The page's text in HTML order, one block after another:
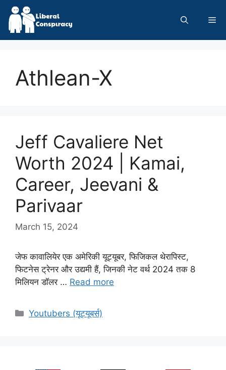
Skip
content
Athlean-X
Jeff Cavaliere Net
Worth 2024 | Kamai,
Career, Jeevani &
Parivaar
March 15, 2024
जेफ कावालियेर एक अमेरिकी यूट्यूबर, फिजिकल थेरापिस्ट,
फिटनेस ट्रेनर और उद्यमी हैं, जिनकी नेट वर्थ 2024 तक 8
मिलियन डॉलर … Read more
Categories
Youtubers (यूट्यूबर्स)